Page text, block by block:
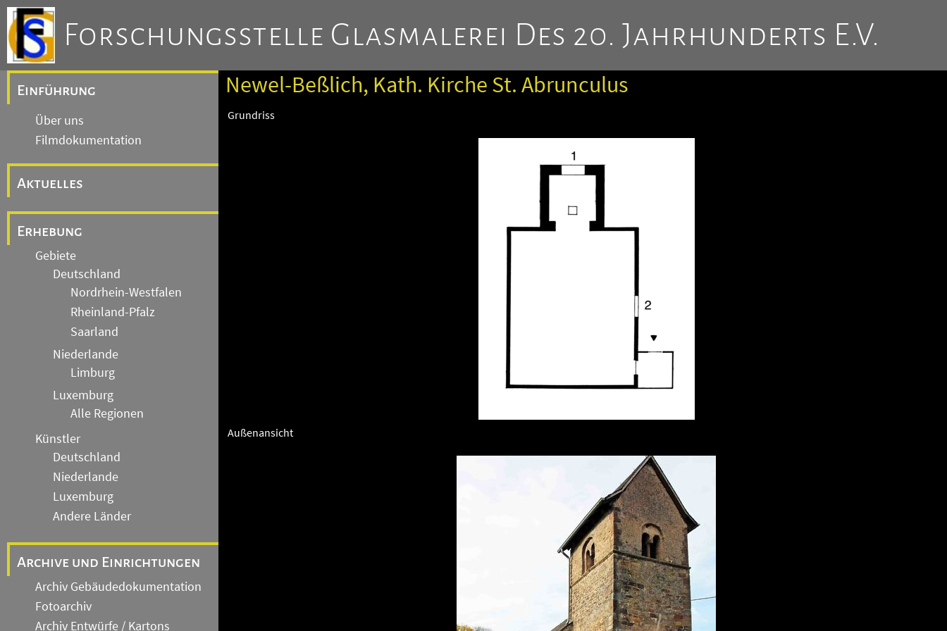
Forschungsstelle Glasmalerei Des 20. Jahrhunderts E.V.
Einführung
Über uns
Filmdokumentation
Aktuelles
Erhebung
Gebiete
Deutschland
Nordrhein-Westfalen
Rheinland-Pfalz
Saarland
Niederlande
Limburg
Luxemburg
Alle Regionen
Künstler
Deutschland
Niederlande
Luxemburg
Andere Länder
Archive und Einrichtungen
Archiv Gebäudedokumentation
Fotoarchiv
Archiv Entwürfe / Kartons
Newel-Beßlich, Kath. Kirche St. Abrunculus
Grundriss
Außenansicht